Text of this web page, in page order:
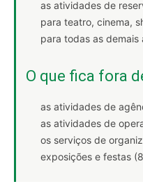
as atividades de
para teatro, cinema,
para todas as
O que fica fora
as atividades de
as atividades de
os serviços de
exposições e festas